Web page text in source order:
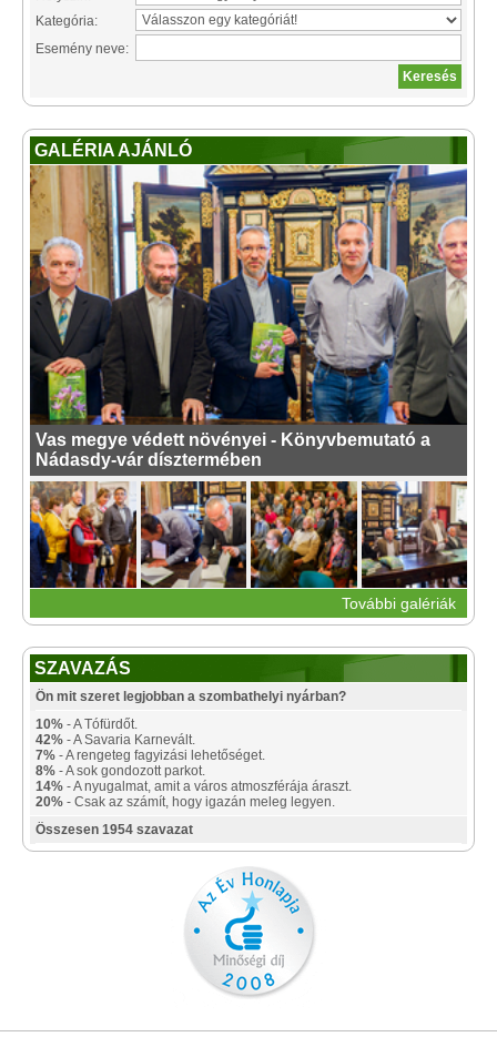
Kategória:
Esemény neve:
GALÉRIA AJÁNLÓ
Vas megye védett növényei - Könyvbemutató a
Nádasdy-vár dísztermében
További galériák
SZAVAZÁS
Ön mit szeret legjobban a szombathelyi nyárban?
10% - A Tófürdőt.
42% - A Savaria Karnevált.
7% - A rengeteg fagyizási lehetőséget.
8% - A sok gondozott parkot.
14% - A nyugalmat, amit a város atmoszférája áraszt.
20% - Csak az számít, hogy igazán meleg legyen.
Összesen 1954 szavazat